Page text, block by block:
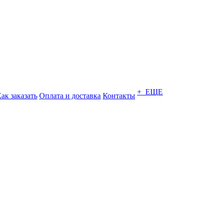
заказать Оплата и доставка Контакты + ЕЩЕ